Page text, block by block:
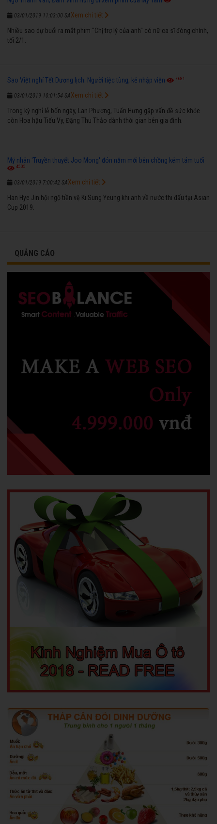
03/01/2019 11:03:00 SA
Nhiều sao dự buổi ra mắt phim "Chị trợ lý của anh" có nữ ca sĩ đóng chính,
tối 2/1.
Xem chi tiết
Sao Việt nghỉ Tết Dương lịch: Người tiệc tùng, kẻ nhập viện 7681
03/01/2019 10:01:54 SA
Trong kỳ nghỉ lễ bốn ngày, Lan Phương, Tuấn Hưng gặp vấn đề sức khỏe
còn Hoa hậu Tiểu Vy, Đặng Thu Thảo dành thời gian bên gia đình.
Xem chi tiết
Mỹ nhân 'Truyền thuyết Joo Mong' đón năm mới bên chồng kém tám tuổi
4505
03/01/2019 7:00:42 SA
Han Hye Jin hội ngộ tiền vệ Ki Sung Yeung khi anh về nước thi đấu tại Asian
Cup 2019.
Xem chi tiết
QUẢNG CÁO